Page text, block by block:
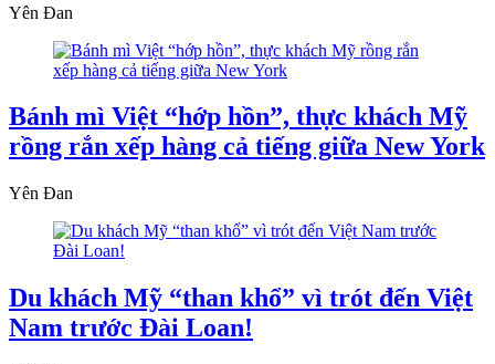
Yên Đan
Bánh mì Việt “hớp hồn”, thực khách Mỹ
rồng rắn xếp hàng cả tiếng giữa New York
Yên Đan
Du khách Mỹ “than khổ” vì trót đến Việt
Nam trước Đài Loan!